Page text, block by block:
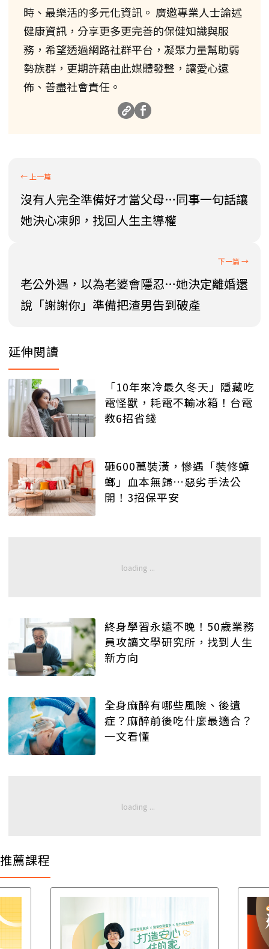
時、最樂活的多元化資訊。 廣邀專業人士論述
健康資訊，分享更多更完善的保健知識與服
務，希望透過網路社群平台，凝聚力量幫助弱
勢族群，更期許藉由此媒體發聲，讓愛心遠
佈、善盡社會責任。
沒有人完全準備好才當父母…同事一句話讓
她決心凍卵，找回人生主導權
老公外遇，以為老婆會隱忍…她決定離婚還
說「謝謝你」準備把渣男告到破產
延伸閱讀
「10年來冷最久冬天」隱藏吃
電怪獸，耗電不輸冰箱！台電
教6招省錢
砸600萬裝潢，慘遇「裝修蟑
螂」血本無歸…惡劣手法公
開！3招保平安
終身學習永遠不晚！50歲業務
員攻讀文學研究所，找到人生
新方向
全身麻醉有哪些風險、後遺
症？麻醉前後吃什麼最適合？
一文看懂
推薦課程